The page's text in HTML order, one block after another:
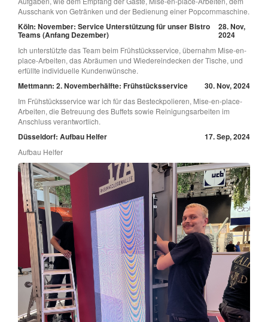
Ausschank von Getränken und der Bedienung einer Popcornmaschine.
Köln: November: Service Unterstützung für unser Bistro
Teams (Anfang Dezember)
28. Nov,
2024
Ich unterstützte das Team beim Frühstücksservice, übernahm Mise-en-
place-Arbeiten, das Abräumen und Wiedereindecken der Tische, und
erfüllte individuelle Kundenwünsche.
Mettmann: 2. Novemberhälfte: Frühstücksservice 30. Nov, 2024
Im Frühstücksservice war ich für das Besteckpolieren, Mise-en-place-
Arbeiten, die Betreuung des Buffets sowie Reinigungsarbeiten im
Anschluss verantwortlich.
Düsseldorf: Aufbau Helfer 17. Sep, 2024
Aufbau Helfer